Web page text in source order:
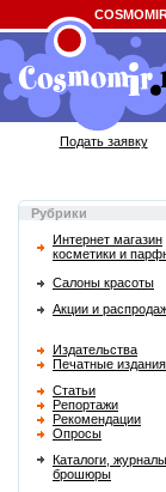
Field 'news_title' doesn't
Рубрики
Интернет магазин
косметики и
Салоны красоты
Акции и
Издательства
Печатные издания
Статьи
Репортажи
Рекомендации
Опросы
Каталоги, журналы,
брошюры
Подать заявку